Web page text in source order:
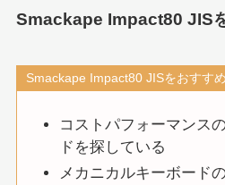
Smackape Impact80 JIS
Smackape Impact80 JISをおすす
コストパフォーマンス
ドを探している
メカニカルキーボード